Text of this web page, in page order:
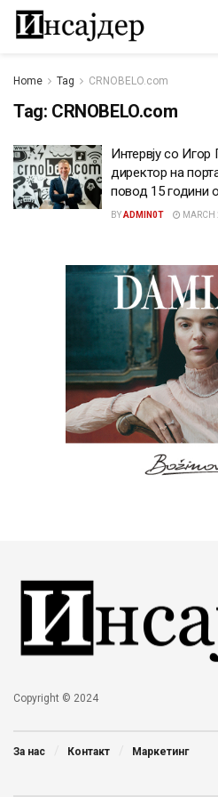
Home Tag CRNOBELO.com
Tag: CRNOBELO.com
Интервју со
директор на
повод 15 години
BYADMIN0T MARCH
Copyright © 2024
За нас Контакт Маркетинг